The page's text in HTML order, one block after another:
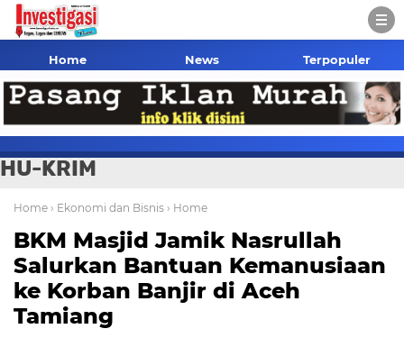
Home News Terpopuler
HU-KRIM
Home › Ekonomi dan Bisnis › Home
BKM Masjid Jamik Nasrullah
Salurkan Bantuan Kemanusiaan
ke Korban Banjir di Aceh
Tamiang